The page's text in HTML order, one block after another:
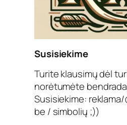
Susisiekime
Turite klausimų dėl
norėtumėte
Susisiekime:
be / simbolių ;))